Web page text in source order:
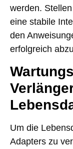
werden.
eine stabile
den
erfolgreich
Um die
Adapters zu